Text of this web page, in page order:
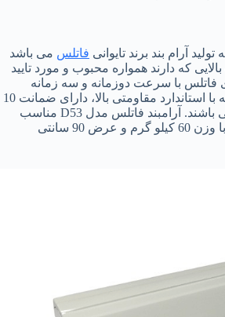
آرام بند برند تایوانی فاتلس می باشد
که دارند همواره محبوب و مورد تایید
فاتلس با سرعت دوزمانه و سه زمانه
طراحی و تولید شده اند که با استاندارد مقاومتی بالا، دارای ضمانت 10
ساله از شرکت فاتلس می باشند. آرامبند فاتلس مدل D53 مناسب
نصب بر روی درب هایی با وزن 60 کیلو گرم و عرض 90 سانتی